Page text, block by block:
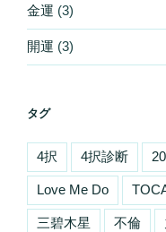
金運 (3)
開運 (3)
タグ
4択 4択診断
Love Me Do
三碧木星 不倫